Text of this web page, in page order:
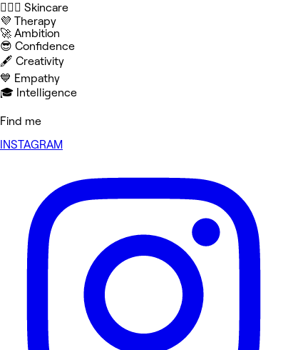
🧖🏻‍♀️ Skincare
💜 Therapy
🚀 Ambition
😎 Confidence
🖋️ Creativity
💙 Empathy
🎓 Intelligence
Find me
INSTAGRAM